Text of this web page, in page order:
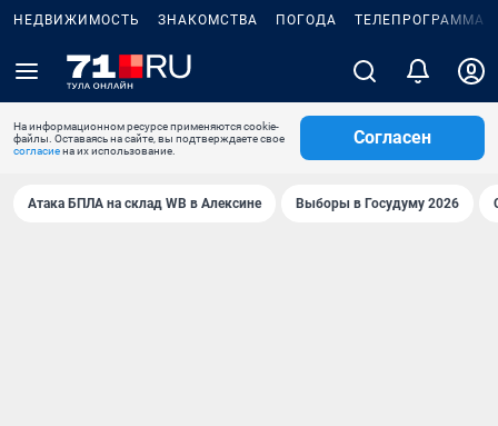
НЕДВИЖИМОСТЬ ЗНАКОМСТВА ПОГОДА ТЕЛЕПРОГРАММА
На информационном ресурсе применяются cookie-
файлы. Оставаясь на сайте, вы подтверждаете свое
согласиена их использование.
Согласен
Атака БПЛА на склад WB в Алексине Выборы в Госудуму 2026